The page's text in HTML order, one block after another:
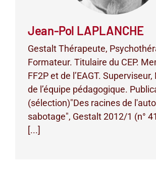
Jean-Pol LAPLANCHE
Gestalt Thérapeute,
Formateur. Titulaire du CEP.
FF2P et de l’EAGT.
de l’équipe pédagogique.
(sélection)"Des racines de
sabotage", Gestalt 2012/1 (n°
[...]